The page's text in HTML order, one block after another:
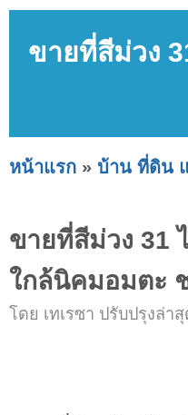
ขายที่สีม่วง
หน้าแรก » บ้าน ที่ดิน
ขายที่สีม่วง 31
ใกล้นิคมอมตะ
โดย เทเรซา ปรับปรุงล่า